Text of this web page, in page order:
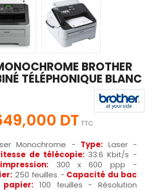
BROTHER
TÉLÉPHONIQUE BLANC
DT TTC
Monochrome - Type: Laser -
de télécopie: 33.6 Kbit/s -
300 x 600 ppp -
250 feuilles - Capacité du bac
100 feuilles - Résolution